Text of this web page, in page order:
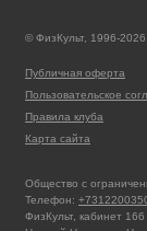
© ФизКульт, 1996-
Публичная оферта
Пользовательское
Правила клуба
Карта сайта
Общество с
Телефон:
ФизКульт, кабинет 166